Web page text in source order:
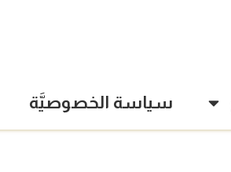
سياسة الخصوصيَّة